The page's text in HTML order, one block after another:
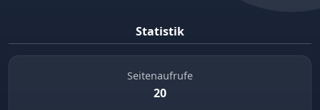
Statistik
Seitenaufrufe
20